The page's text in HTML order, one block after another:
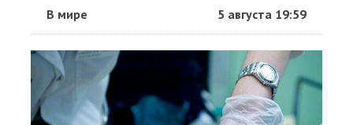
В мире 5 августа 19:59